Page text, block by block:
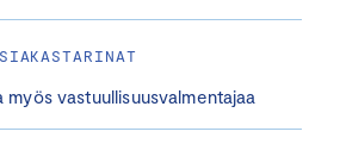
vastuullisuusvalmentajaa